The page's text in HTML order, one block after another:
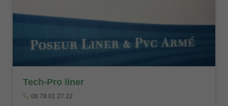
Tech-Pro liner
06 78 01 27 22